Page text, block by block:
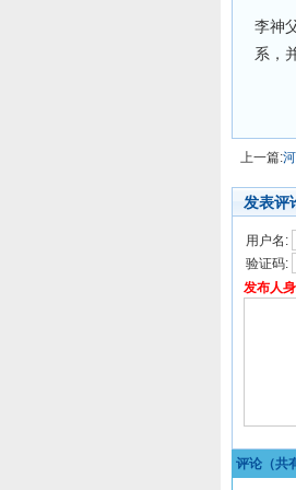
李神
系，
上一篇:
发表评
用户名:
验证码:
发布人
评论（共